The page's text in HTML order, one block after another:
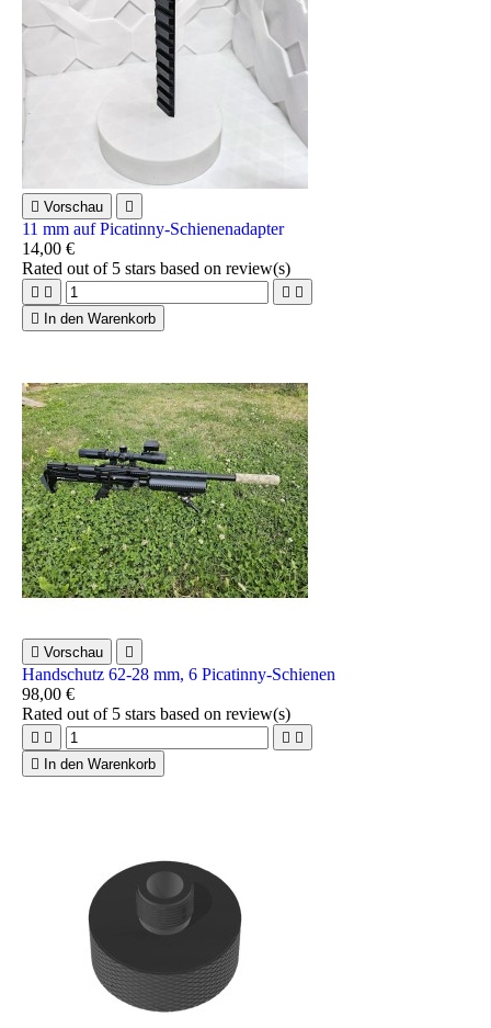
 Vorschau 
11 mm auf Picatinny-Schienenadapter
14,00 €
Rated out of 5 stars based on review(s)
   

In den Warenkorb
 Vorschau 
Handschutz 62-28 mm, 6 Picatinny-Schienen
98,00 €
Rated out of 5 stars based on review(s)
   

In den Warenkorb